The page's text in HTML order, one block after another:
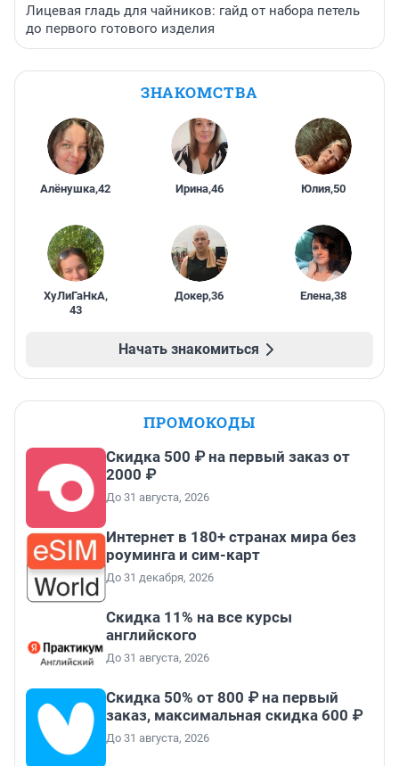
Лицевая гладь для чайников: гайд от набора петель
до первого готового изделия
ЗНАКОМСТВА
Алёнушка,42 Ирина,46 Юлия,50
ХуЛиГаНкА,
43
Докер,36 Елена,38
Начать знакомиться
ПРОМОКОДЫ
Скидка 500 ₽ на первый заказ от
2000 ₽
До 31 августа, 2026
Интернет в 180+ странах мира без
роуминга и сим-карт
До 31 декабря, 2026
Скидка 11% на все курсы
английского
До 31 августа, 2026
Скидка 50% от 800 ₽ на первый
заказ, максимальная скидка 600 ₽
До 31 августа, 2026